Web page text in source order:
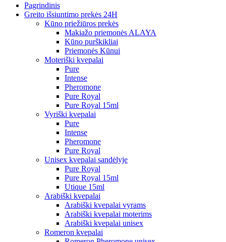
Pagrindinis
Greito išsiuntimo prekės 24H
Kūno priežiūros prekės
Makiažo priemonės ALAYA
Kūno purškikliai
Priemonės Kūnui
Moteriški kvepalai
Pure
Intense
Pheromone
Pure Royal
Pure Royal 15ml
Vyriški kvepalai
Pure
Intense
Pheromone
Pure Royal
Unisex kvepalai sandėlyje
Pure Royal
Pure Royal 15ml
Utique 15ml
Arabiški kvepalai
Arabiški kvepalai vyrams
Arabiški kvepalai moterims
Arabiški kvepalai unisex
Romeron kvepalai